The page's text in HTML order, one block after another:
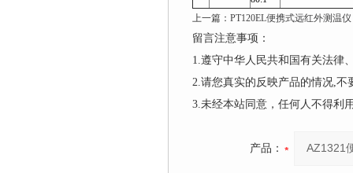
上一篇： PT120EL便携式远红外测温仪
留言注意事项：
1.遵守中华人民共和国有关法律
2.请您真实的反映产品的情况,
3.未经本站同意，任何人不得利
产品：